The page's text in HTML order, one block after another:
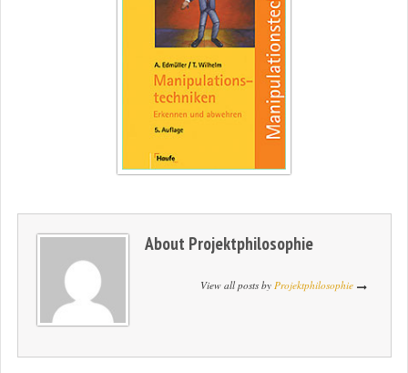
About Projektphilosophie
View all posts by Projektphilosophie